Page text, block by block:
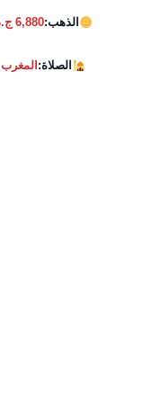
الذهب:6,880 ج.م
الصلاة:المغرب